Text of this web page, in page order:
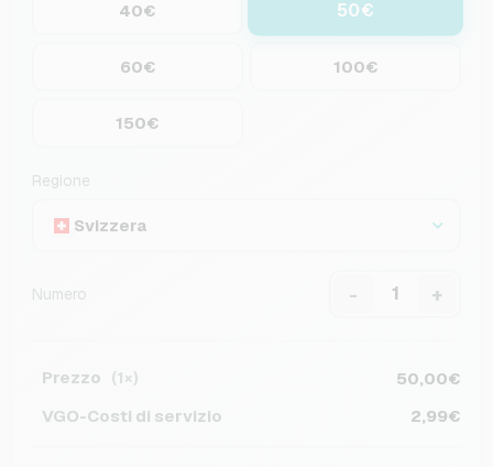
40€ 50€
60€ 100€
150€
Regione
Svizzera
Numero - +
Prezzo (1×)
50,00€
VGO-Costi di servizio
2,99€